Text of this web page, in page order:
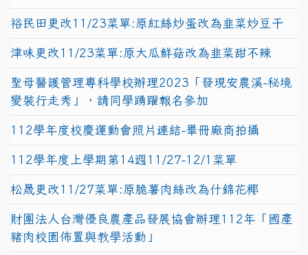
裕民田更改11/23菜單:原紅絲炒蛋改為韭菜炒豆干
津味更改11/23菜單:原大瓜鮮菇改為韭菜甜不辣
聖母醫護管理專科學校辦理2023「發現安農溪-秘境
變裝行走秀」，請同學踴躍報名參加
112學年度校慶運動會照片連結-畢冊廠商拍攝
112學年度上學期第14週11/27-12/1菜單
松晟更改11/27菜單:原脆薯肉絲改為什錦花椰
財團法人台灣優良農產品發展協會辦理112年「國產
豬肉校園佈置與教學活動」